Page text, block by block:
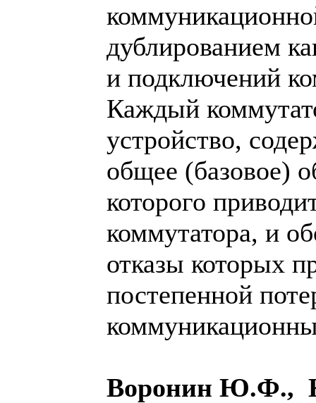
дублированием
и подключений
Каждый
устройство,
общее (базовое)
которого
коммутатора, и
отказы которых
постепенной
Воронин Ю.Ф.,